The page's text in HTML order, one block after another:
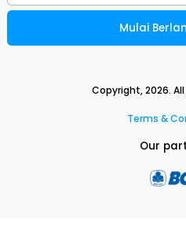
Mulai
Copyright,2026.
Terms &
Our